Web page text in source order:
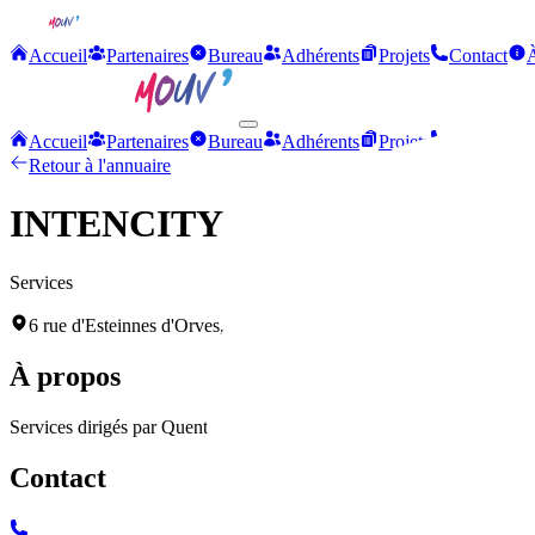
Accueil Partenaires Bureau Adhérents Projets Contact
Accueil Partenaires Bureau Adhérents Projets
Retour à l'annuaire
INTENCITY
Services
6 rue d'Esteinnes d'Orves, 92110 Clichy-la-Garenne
À propos
Services dirigés par Quentin ROCHE, spécialisés dans
Contact